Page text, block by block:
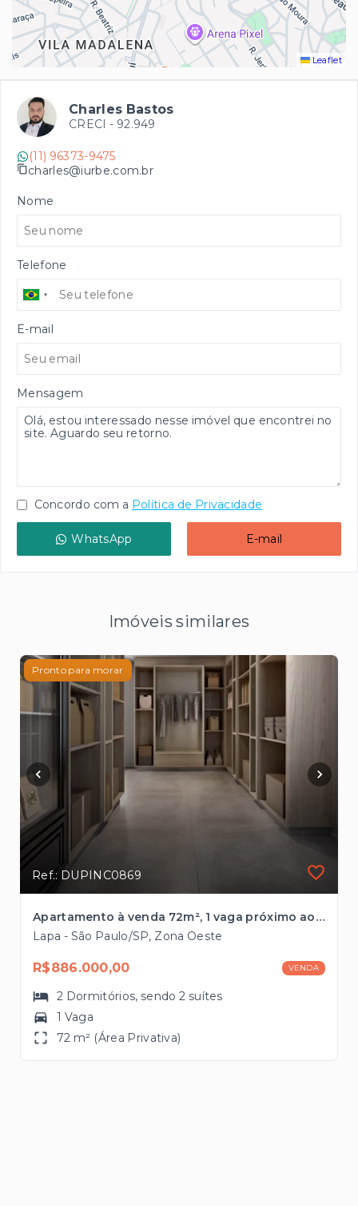
Leaflet
Charles Bastos
CRECI - 92.949
(11) 96373-9475
charles@iurbe.com.br
Nome
Telefone
E-mail
Mensagem
Concordo com a Política de Privacidade
WhatsApp E-mail
Imóveis similares
Pronto para morar
Ref.: DUPINC0869
Apartamento à venda 72m², 1 vaga próximo ao Parque Villa-Lobos
Lapa - São Paulo/SP, Zona Oeste
R$886.000,00 VENDA
2 Dormitórios, sendo2 suítes
1 Vaga
72 m² (Área Privativa)